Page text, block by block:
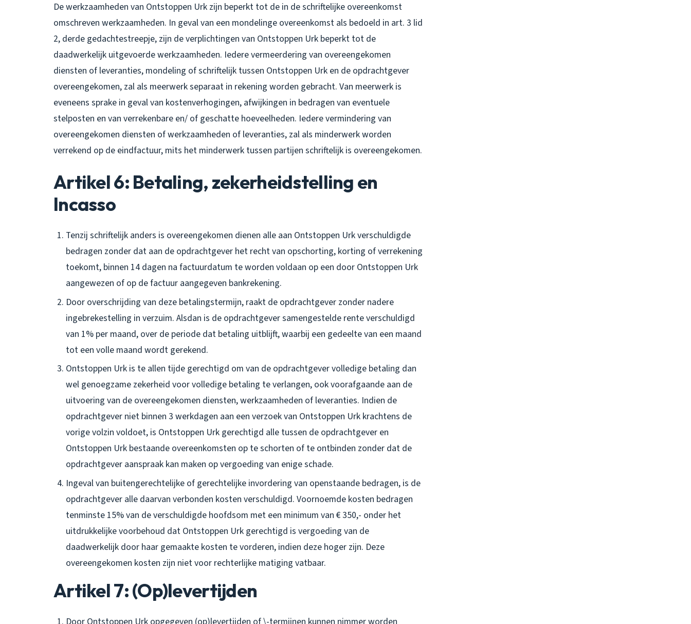
De werkzaamheden van Ontstoppen Urk zijn beperkt tot de in de schriftelijke overeenkomst
omschreven werkzaamheden. In geval van een mondelinge overeenkomst als bedoeld in art. 3 lid
2, derde gedachtestreepje, zijn de verplichtingen van Ontstoppen Urk beperkt tot de
daadwerkelijk uitgevoerde werkzaamheden. Iedere vermeerdering van overeengekomen
diensten of leveranties, mondeling of schriftelijk tussen Ontstoppen Urk en de opdrachtgever
overeengekomen, zal als meerwerk separaat in rekening worden gebracht. Van meerwerk is
eveneens sprake in geval van kostenverhogingen, afwijkingen in bedragen van eventuele
stelposten en van verrekenbare en/ of geschatte hoeveelheden. Iedere vermindering van
overeengekomen diensten of werkzaamheden of leveranties, zal als minderwerk worden
verrekend op de eindfactuur, mits het minderwerk tussen partijen schriftelijk is overeengekomen.
Artikel 6: Betaling, zekerheidstelling en
Incasso
Tenzij schriftelijk anders is overeengekomen dienen alle aan Ontstoppen Urk verschuldigde
bedragen zonder dat aan de opdrachtgever het recht van opschorting, korting of verrekening
toekomt, binnen 14 dagen na factuurdatum te worden voldaan op een door Ontstoppen Urk
aangewezen of op de factuur aangegeven bankrekening.
Door overschrijding van deze betalingstermijn, raakt de opdrachtgever zonder nadere
ingebrekestelling in verzuim. Alsdan is de opdrachtgever samengestelde rente verschuldigd
van 1% per maand, over de periode dat betaling uitblijft, waarbij een gedeelte van een maand
tot een volle maand wordt gerekend.
Ontstoppen Urk is te allen tijde gerechtigd om van de opdrachtgever volledige betaling dan
wel genoegzame zekerheid voor volledige betaling te verlangen, ook voorafgaande aan de
uitvoering van de overeengekomen diensten, werkzaamheden of leveranties. Indien de
opdrachtgever niet binnen 3 werkdagen aan een verzoek van Ontstoppen Urk krachtens de
vorige volzin voldoet, is Ontstoppen Urk gerechtigd alle tussen de opdrachtgever en
Ontstoppen Urk bestaande overeenkomsten op te schorten of te ontbinden zonder dat de
opdrachtgever aanspraak kan maken op vergoeding van enige schade.
Ingeval van buitengerechtelijke of gerechtelijke invordering van openstaande bedragen, is de
opdrachtgever alle daarvan verbonden kosten verschuldigd. Voornoemde kosten bedragen
tenminste 15% van de verschuldigde hoofdsom met een minimum van € 350,- onder het
uitdrukkelijke voorbehoud dat Ontstoppen Urk gerechtigd is vergoeding van de
daadwerkelijk door haar gemaakte kosten te vorderen, indien deze hoger zijn. Deze
overeengekomen kosten zijn niet voor rechterlijke matiging vatbaar.
Artikel 7: (Op)levertijden